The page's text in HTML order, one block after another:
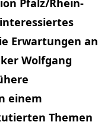
Pfalz/Rhein-
Erwartungen an
Wolfgang
einem
Themen